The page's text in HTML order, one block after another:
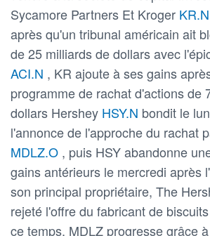
Sycamore Partners Et Kroger KR.N
après qu'un tribunal américain ait
de 25 milliards de dollars avec
ACI.N , KR ajoute à ses gains
programme de rachat d'actions de
dollars Hershey HSY.N bondit le
l'annonce de l'approche du rachat
MDLZ.O , puis HSY abandonne
gains antérieurs le mercredi après
son principal propriétaire, The
rejeté l'offre du fabricant de
ce temps, MDLZ progresse grâce